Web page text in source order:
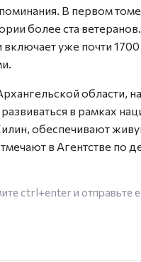
В первом
более ста
уже почти
области,
в рамках
обеспечивают
в Агентстве по
ctrl+enterи отправьте